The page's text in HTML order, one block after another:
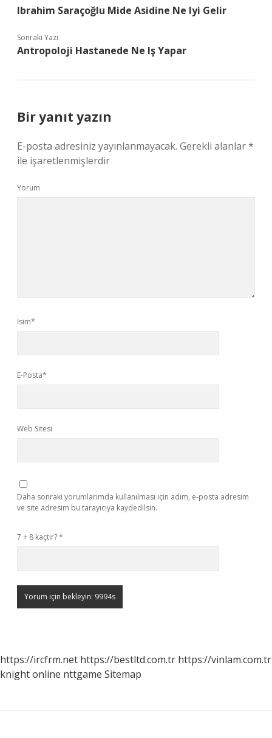
Ibrahim Saraçoğlu Mide Asidine Ne Iyi Gelir
Sonraki Yazı
Antropoloji Hastanede Ne Iş Yapar
Bir yanıt yazın
E-posta adresiniz yayınlanmayacak. Gerekli alanlar*
ile işaretlenmişlerdir
Yorum
İsim*
E-Posta*
Web Sitesi
Daha sonraki yorumlarımda kullanılması için adım, e-posta adresim
ve site adresim bu tarayıcıya kaydedilsin.
7 + 8 kaçtır?*
https://ircfrm.net https://bestltd.com.tr https://vinlam.com.tr
knight online nttgame Sitemap